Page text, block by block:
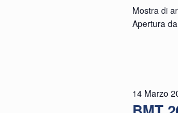
Mostra di
Apertura
14 Marzo